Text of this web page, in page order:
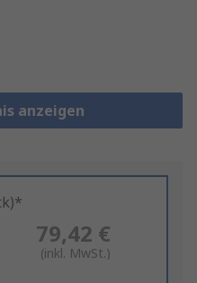
anzeigen
79,42 €
(inkl. MwSt.)